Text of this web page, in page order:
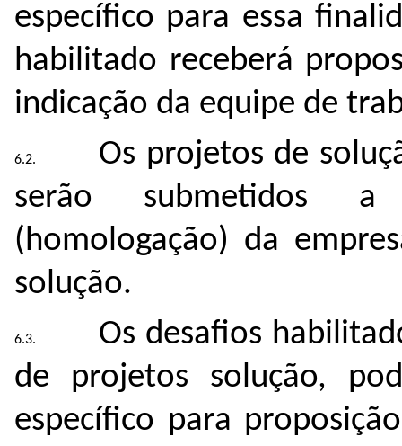
específico para essa
habilitado receberá
indicação da equipe de
Os projetos de
serão submetidos a
(homologação) da
solução.
Os desafios
de projetos solução,
específico para